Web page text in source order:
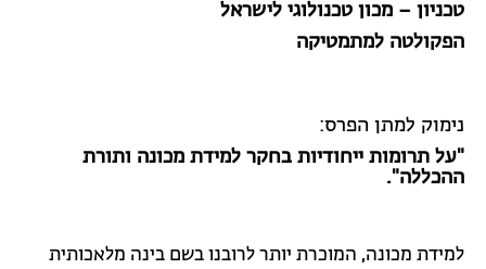
טכניון – מכון טכנולוגי לישראל
הפקולטה למתמטיקה
נימוק למתן הפרס:
"על תרומות ייחודיות בחקר למידת מכונה ותורת
ההכללה".
למידת מכונה, המוכרת יותר לרובנו בשם בינה מלאכותית